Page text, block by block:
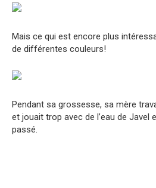
Mais ce qui est encore plus
de différentes couleurs!
Pendant sa grossesse, sa mère
et jouait trop avec de l’eau de Javel
passé.